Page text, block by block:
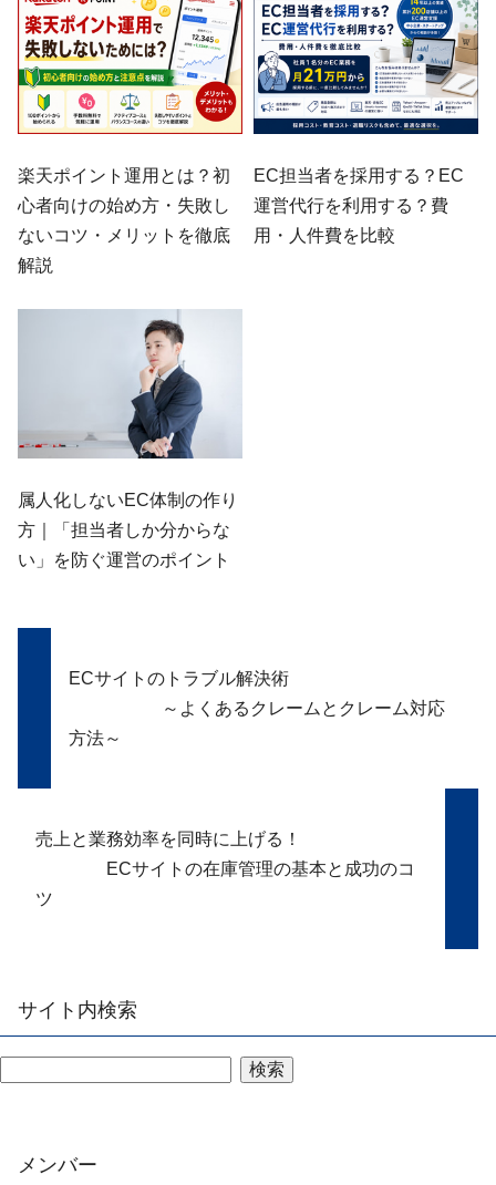
楽天ポイント運用とは？初
心者向けの始め方・失敗し
ないコツ・メリットを徹底
解説
EC担当者を採用する？EC
運営代行を利用する？費
用・人件費を比較
属人化しないEC体制の作り
方｜「担当者しか分からな
い」を防ぐ運営のポイント
ECサイトのトラブル解決術
～よくあるクレームとクレーム対応
方法～
売上と業務効率を同時に上げる！
ECサイトの在庫管理の基本と成功のコ
ツ
サイト内検索
検索
メンバー